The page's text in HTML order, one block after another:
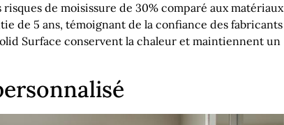
de moisissure de 30% comparé aux matériaux
de 5 ans, témoignant de la confiance des fabricants
Surface conservent la chaleur et maintiennent un